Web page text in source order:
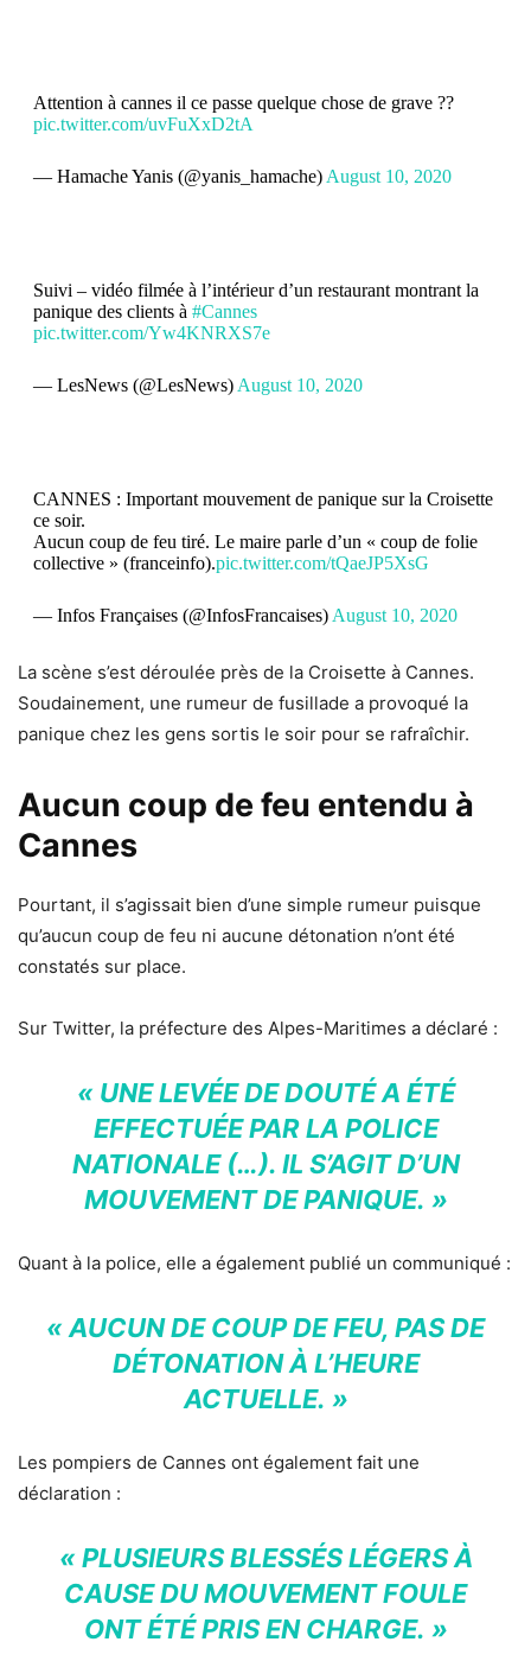
Attention à cannes il ce passe quelque chose de grave ??
pic.twitter.com/uvFuXxD2tA
— Hamache Yanis (@yanis_hamache) August 10, 2020
Suivi – vidéo filmée à l’intérieur d’un restaurant montrant la
panique des clients à #Cannes
pic.twitter.com/Yw4KNRXS7e
— LesNews (@LesNews) August 10, 2020
CANNES : Important mouvement de panique sur la Croisette
ce soir.
Aucun coup de feu tiré. Le maire parle d’un « coup de folie
collective » (franceinfo).pic.twitter.com/tQaeJP5XsG
— Infos Françaises (@InfosFrancaises) August 10, 2020
La scène s’est déroulée près de la Croisette à Cannes.
Soudainement, une rumeur de fusillade a provoqué la
panique chez les gens sortis le soir pour se rafraîchir.
Aucun coup de feu entendu à
Cannes
Pourtant, il s’agissait bien d’une simple rumeur puisque
qu’aucun coup de feu ni aucune détonation n’ont été
constatés sur place.
Sur Twitter, la préfecture des Alpes-Maritimes a déclaré :
« UNE LEVÉE DE DOUTÉ A ÉTÉ
EFFECTUÉE PAR LA POLICE
NATIONALE (…). IL S’AGIT D’UN
MOUVEMENT DE PANIQUE. »
Quant à la police, elle a également publié un communiqué :
« AUCUN DE COUP DE FEU, PAS DE
DÉTONATION À L’HEURE
ACTUELLE. »
Les pompiers de Cannes ont également fait une
déclaration :
« PLUSIEURS BLESSÉS LÉGERS À
CAUSE DU MOUVEMENT FOULE
ONT ÉTÉ PRIS EN CHARGE. »